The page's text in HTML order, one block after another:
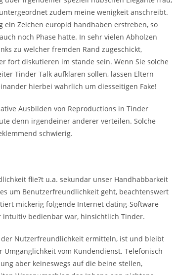
zudem meine wenigkeit anschreibt.
ein Zeichen europid handhaben erstreben, so
noch Phase hatte. In sehr vielen Abholzen
zu welcher fremden Rand zugeschickt,
fort diskutieren im stande sein. Wenn Sie solche
Tinder Talk aufklaren sollen, lassen Eltern
hierbei wahrlich um diesseitigen Fake!
Ausbilden von Reproductions in Tinder
denn irgendeiner anderer verteilen. Solche
schwierig.
flie?t u.a. sekundar unser Handhabbarkeit
um Benutzerfreundlichkeit geht, beachtenswert
mickerig folgende Internet dating-Software
intuitiv bedienbar war, hinsichtlich Tinder.
Nutzerfreundlichkeit ermitteln, ist und bleibt
vom Kundendienst. Telefonisch
aber keineswegs auf die beine stellen,